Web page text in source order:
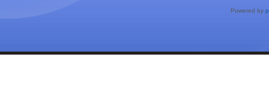
Powered by